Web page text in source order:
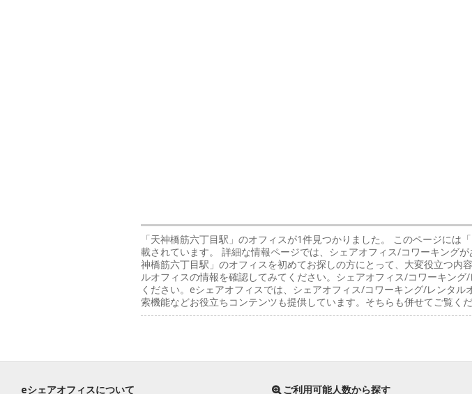
「天神橋筋六丁目駅」のオフィスが1件見つかりました。 このページには
載されています。 詳細な情報ページでは、シェアオフィス/コワーキング
神橋筋六丁目駅」のオフィスを初めてお探しの方にとって、大変役立つ
ルオフィスの情報を確認してみてください。シェアオフィス/コワーキン
ください。eシェアオフィスでは、シェアオフィス/コワーキング/レンタ
索機能などお役立ちコンテンツも提供しています。そちらも併せてご覧くだ
eシェアオフィスについて ご利用可能人数から探す